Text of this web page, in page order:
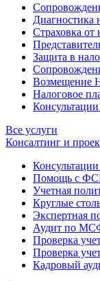
Диагностика
Страховка от
Защита в
Возмещение
Налоговое
Все услуги
Консалтинг и
Помощь с
Учетная
Круглые
Экспертная
Аудит по
Проверка
Проверка
Кадровый